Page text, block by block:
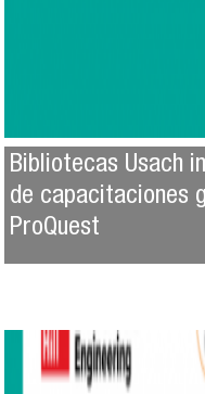
Bibliotecas Usach
de capacitaciones
ProQuest